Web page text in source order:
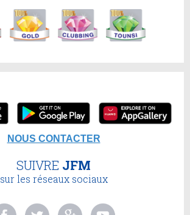
NOUS CONTACTER
SUIVRE JFM
sur les réseaux sociaux